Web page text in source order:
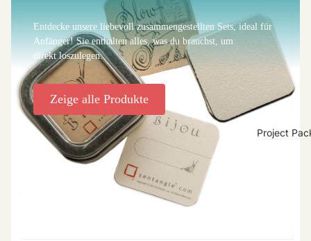
Project
Entdecke unsere liebevoll zusammengestellten Sets, ideal für
Anfänger! Sie enthalten alles, was du brauchst, um
direkt loszulegen.
Zeige alle Produkte